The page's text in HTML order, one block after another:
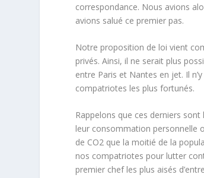
correspondance. Nous avions
avions salué ce premier pas.
Notre proposition de loi vient
privés. Ainsi, il ne serait plus
entre Paris et Nantes en jet. Il
compatriotes les plus fortunés.
Rappelons que ces derniers
leur consommation personnelle
de CO2 que la moitié de la
nos compatriotes pour lutter
premier chef les plus aisés